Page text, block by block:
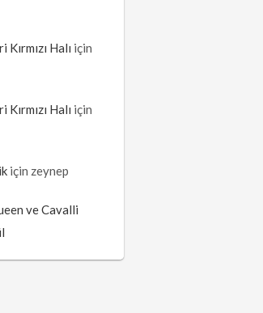
Halı için
Halı için
için zeynep
ve Cavalli